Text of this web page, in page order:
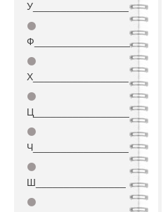
У_________________
⚫
Ф_________________
⚫
Х_________________
⚫
Ц_________________
⚫
Ч_________________
⚫
Ш________________
⚫